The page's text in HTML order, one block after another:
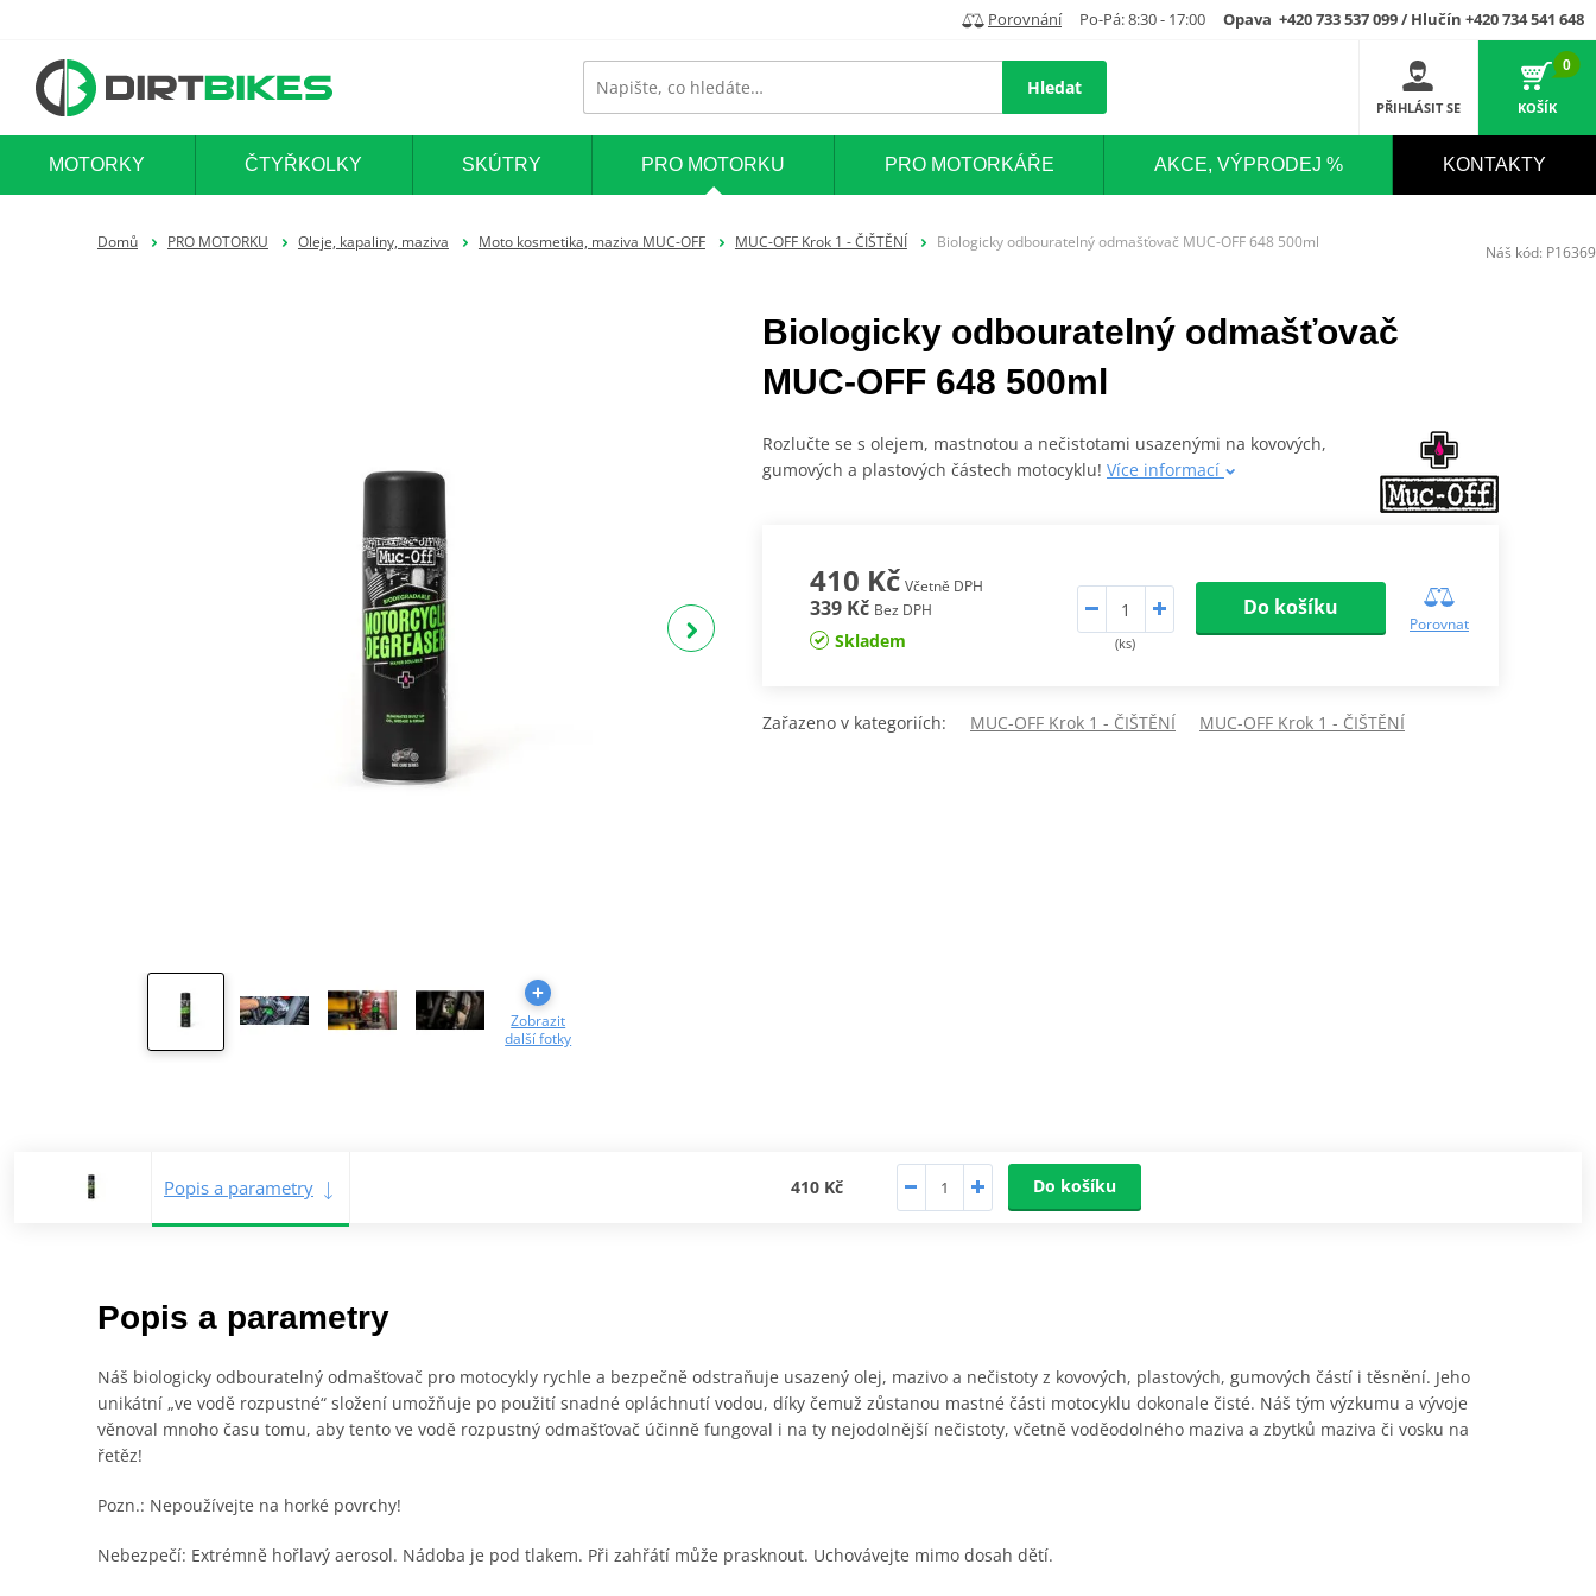
Porovnání Po-Pá: 8:30 - 17:00 Opava +420 733 537 099 / Hlučín +420 734 541 648
Hledat
PŘIHLÁSIT SE
0
KOŠÍK
MOTORKY ČTYŘKOLKY SKÚTRY PRO MOTORKU PRO MOTORKÁŘE AKCE, VÝPRODEJ % KONTAKTY
Domů PRO MOTORKU Oleje, kapaliny, maziva Moto kosmetika, maziva MUC-OFF MUC-OFF Krok 1 - ČIŠTĚNÍ Biologicky odbouratelný odmašťovač MUC-OFF 648 500ml
Zobrazit
další fotky
Biologicky odbouratelný odmašťovač
MUC-OFF 648 500ml
Rozlučte se s olejem, mastnotou a nečistotami usazenými na kovových,
gumových a plastových částech motocyklu! Více informací
410 Kč Včetně DPH
339 Kč Bez DPH
Skladem (ks)
Do košíku
Porovnat
Zařazeno v kategoriích: MUC-OFF Krok 1 - ČIŠTĚNÍ MUC-OFF Krok 1 - ČIŠTĚNÍ
Popis a parametry 410 Kč Do košíku
Popis a parametry
Náš biologicky odbouratelný odmašťovač pro motocykly rychle a bezpečně odstraňuje usazený olej, mazivo a nečistoty z kovových, plastových, gumových částí i těsnění. Jeho
unikátní „ve vodě rozpustné“ složení umožňuje po použití snadné opláchnutí vodou, díky čemuž zůstanou mastné části motocyklu dokonale čisté. Náš tým výzkumu a vývoje
věnoval mnoho času tomu, aby tento ve vodě rozpustný odmašťovač účinně fungoval i na ty nejodolnější nečistoty, včetně voděodolného maziva a zbytků maziva či vosku na
řetěz!
Pozn.: Nepoužívejte na horké povrchy!
Nebezpečí: Extrémně hořlavý aerosol. Nádoba je pod tlakem. Při zahřátí může prasknout. Uchovávejte mimo dosah dětí.
Náš kód: P16369